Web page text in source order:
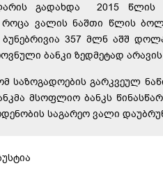
გადახდა 2015 წლის
ვალის ნაშთი წლის
357 მლნ აშშ
ბანკი ზედმეტად
საზოგადოების გარკვეულ
მსოფლიო ბანკს
საგარეო ვალი